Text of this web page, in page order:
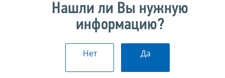
Нашли ли Вы нужную
информацию?
Нет Да